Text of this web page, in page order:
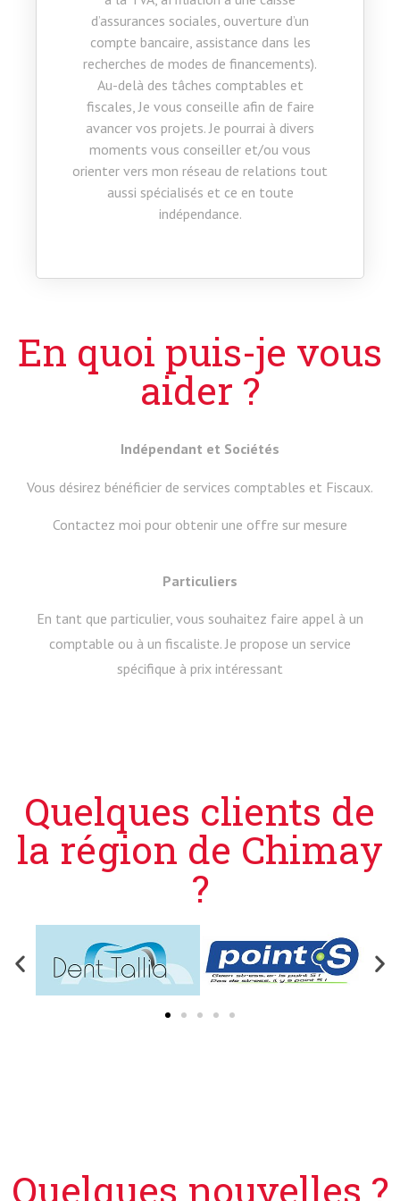
d’assurances sociales, ouverture d’un
compte bancaire, assistance dans les
recherches de modes de financements).
Au-delà des tâches comptables et
fiscales, Je vous conseille afin de faire
avancer vos projets. Je pourrai à divers
moments vous conseiller et/ou vous
orienter vers mon réseau de relations tout
aussi spécialisés et ce en toute
indépendance.
En quoi puis-je vous
aider ?
Indépendant et Sociétés
Vous désirez bénéficier de services comptables et Fiscaux.
Contactez moi pour obtenir une offre sur mesure
Particuliers
En tant que particulier, vous souhaitez faire appel à un
comptable ou à un fiscaliste. Je propose un service
spécifique à prix intéressant
Quelques clients de
la région de Chimay
?
Quelques nouvelles ?